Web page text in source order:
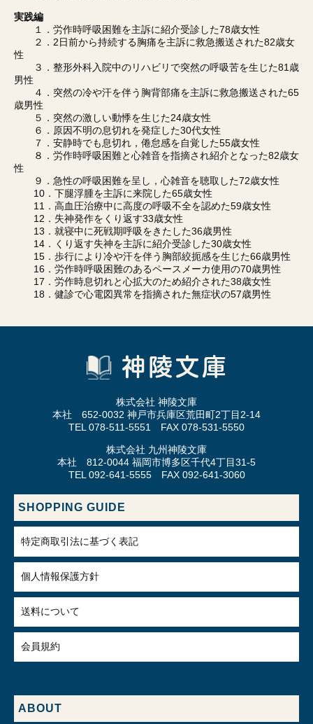
実践編
１．労作時呼吸困難を主訴に紹介受診した78歳女性
２．2日前から持続する胸痛を主訴に救急搬送された82歳女
性
３．整形外科入院中のリハビリで突然の呼吸苦を生じた81歳
男性
４．突然の冷や汗を伴う胸背部痛を主訴に救急搬送された65
歳男性
５．突然の激しい動悸を生じた24歳女性
６．原因不明の息切れを発症した30代女性
７．安静時でも息切れ，倦怠感を自覚した55歳女性
８．労作時呼吸困難と心雑音を指摘され紹介となった82歳女
性
９．急性の呼吸困難を呈し，心雑音を聴取した72歳女性
10．下腿浮腫を主訴に来院した65歳女性
11．高血圧治療中に高度の呼吸不全を認めた59歳女性
12．失神発作をくり返す33歳女性
13．就寝中に死戦期呼吸をきたした36歳男性
14．くり返す失神を主訴に紹介受診した30歳女性
15．歩行により冷や汗を伴う胸部絞扼感を生じた66歳男性
16．労作時呼吸困難のあるペースメーカ使用の70歳男性
17．労作時息切れと心拡大のため紹介された38歳女性
18．健診で心電図異常を指摘された無症状の57歳男性
株式会社 神陵文庫
本社 652-0032 神戸市兵庫区荒田町2丁目2-14
TEL 078-511-5551 FAX 078-531-5550
株式会社 九州神陵文庫
本社 812-0044 福岡市博多区千代4丁目31-5
TEL 092-641-5555 FAX 092-641-3060
SHOPPING GUIDE
特定商取引法に基づく表記
個人情報保護方針
送料について
会員規約
ABOUT